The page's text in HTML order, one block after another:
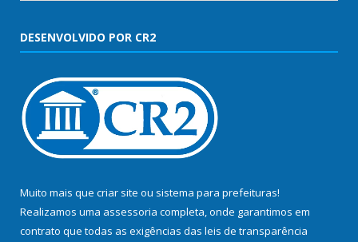
DESENVOLVIDO POR CR2
Muito mais que criar site ou sistema para prefeituras!
Realizamos uma assessoria completa, onde garantimos em
contrato que todas as exigências das leis de transparência